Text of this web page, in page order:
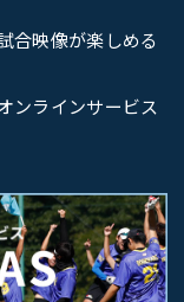
合映像が楽しめる
ンラインサービス